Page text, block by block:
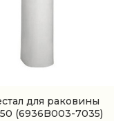
для раковины
(6936B003-7035)